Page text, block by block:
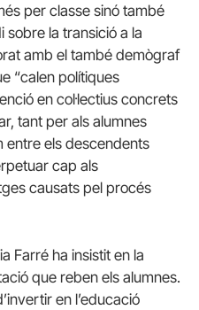
per classe sinó també
sobre la transició a la
amb el també demògraf
“calen polítiques
en col·lectius concrets
tant per als alumnes
entre els descendents
cap als
causats pel procés
Farré ha insistit en la
que reben els alumnes.
en l’educació